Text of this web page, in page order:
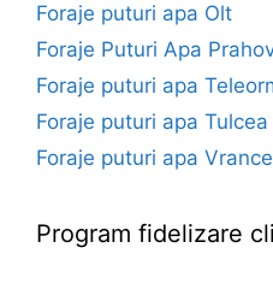
Foraje puturi apa Olt
Foraje Puturi Apa
Foraje puturi apa
Foraje puturi apa Tulcea
Foraje puturi apa
Program fidelizare